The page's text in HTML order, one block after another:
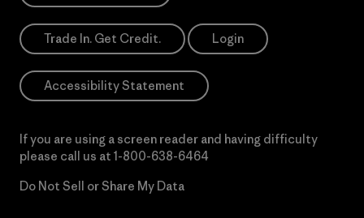
Trade In. Get Credit. Login
Accessibility Statement
If you are using a screen reader and having difficulty
please call us at 1-800-638-6464
Do Not Sell or Share My Data